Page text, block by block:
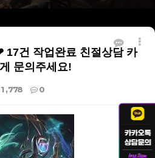
건 작업완료 친절상담 카
문의주세요!
0